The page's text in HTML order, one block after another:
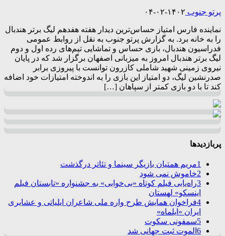
پرتو جنوب ۱۴۰۲-۰۲-۰۴
نماینده فارس امتیاز حساس‌ترین دیدار هفته هفدهم لیگ برتر هندبال
را به خانه برد. به گزارش پرتو جنوب به نقل از روابط عمومی
فدراسیون هندبال، بازی حساس و تماشایی تیم‌های رده اول و دوم
لیگ برتر هندبال امروز به میزبانی اصفهان برگزار شد که در پایان
نیروی زمینی شهید شاملی کازرون توانست با پیروزی برابر
صدرنشین لیگ، دو امتیاز این بازی را به اندوخته امتیازات خود اضافه
کند تا با دو بازی کمتر از سپاهان […]
پربازدیدها
1مریم همتیان بازیگر سینما و تئاتر درگذشت
2خاموش نمی شود
3راه‌یابی فیلم کوتاه «بی‌خوابی» به جشنواره «تابستان فیلم
اینسکو» لهستان
4فراخوان همایش طرح واره ملی شاعران ایلیاتی و عشایری
ایران «ایلماه»
5سمفونی سکوت
6 الموت ثبت جهانی شد